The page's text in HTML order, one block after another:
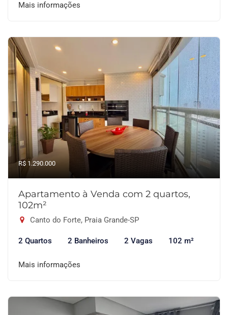
Mais informações
R$ 1.290.000
Apartamento à Venda com 2 quartos,
102m²
Canto do Forte, Praia Grande-SP
2 Quartos 2 Banheiros 2 Vagas 102 m²
Mais informações